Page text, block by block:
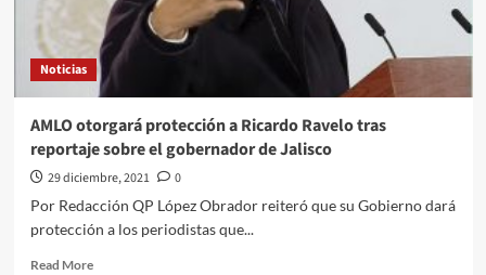
Llosa
Noticias
AMLO otorgará protección a Ricardo Ravelo tras
reportaje sobre el gobernador de Jalisco
29 diciembre, 2021
0
Por Redacción QP López Obrador reiteró que su Gobierno dará
protección a los periodistas que...
Read MoreRead